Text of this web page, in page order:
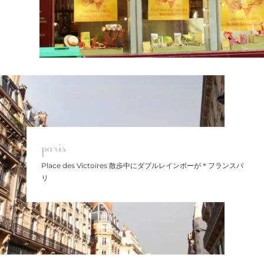
paris
Place des Victoires 散歩中にダブルレインボーが＊フランスパ
リ